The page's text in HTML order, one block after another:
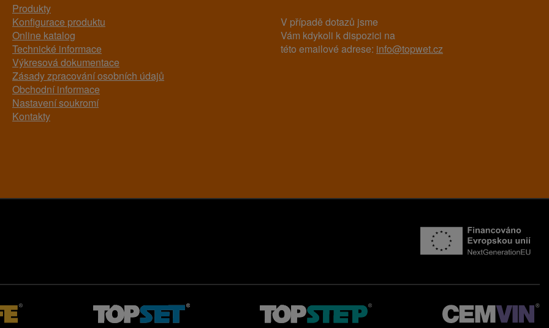
Produkty
Konfigurace produktu
Online katalog
Technické informace
Výkresová dokumentace
Zásady zpracování osobních údajů
Obchodní informace
Nastavení soukromí
Kontakty
V případě dotazů jsme
Vám kdykoli k dispozici na
této emailové adrese: info@topwet.cz